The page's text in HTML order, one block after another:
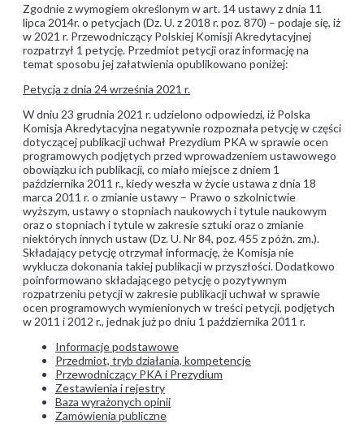
Zgodnie z wymogiem określonym w art. 14 ustawy z dnia 11
lipca 2014r. o petycjach (Dz. U. z 2018 r. poz. 870) – podaje się, iż
w 2021 r. Przewodniczący Polskiej Komisji Akredytacyjnej
rozpatrzył 1 petycję. Przedmiot petycji oraz informację na
temat sposobu jej załatwienia opublikowano poniżej:
Petycja z dnia 24 września 2021 r.
W dniu 23 grudnia 2021 r. udzielono odpowiedzi, iż Polska
Komisja Akredytacyjna negatywnie rozpoznała petycję w części
dotyczącej publikacji uchwał Prezydium PKA w sprawie ocen
programowych podjętych przed wprowadzeniem ustawowego
obowiązku ich publikacji, co miało miejsce z dniem 1
października 2011 r., kiedy weszła w życie ustawa z dnia 18
marca 2011 r. o zmianie ustawy – Prawo o szkolnictwie
wyższym, ustawy o stopniach naukowych i tytule naukowym
oraz o stopniach i tytule w zakresie sztuki oraz o zmianie
niektórych innych ustaw (Dz. U. Nr 84, poz. 455 z późn. zm.).
Składający petycję otrzymał informację, że Komisja nie
wyklucza dokonania takiej publikacji w przyszłości. Dodatkowo
poinformowano składającego petycję o pozytywnym
rozpatrzeniu petycji w zakresie publikacji uchwał w sprawie
ocen programowych wymienionych w treści petycji, podjętych
w 2011 i 2012 r., jednak już po dniu 1 października 2011 r.
Informacje podstawowe
Przedmiot, tryb działania, kompetencje
Przewodniczący PKA i Prezydium
Zestawienia i rejestry
Baza wyrażonych opinii
Zamówienia publiczne